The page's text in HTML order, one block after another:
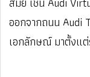
ออกจากถนน Audi
เอกลักษณ์ มาตั้งแ